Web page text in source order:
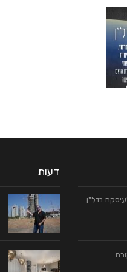
נדל"ן
דעות